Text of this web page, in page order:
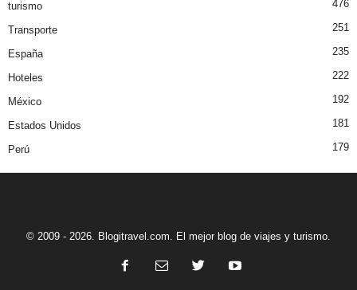
turismo 476
Transporte 251
España 235
Hoteles 222
México 192
Estados Unidos 181
Perú 179
© 2009 - 2026. Blogitravel.com. El mejor blog de viajes y turismo.